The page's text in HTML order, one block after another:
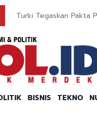
Turki Tegaskan Pakta
BISNIS TEKNO